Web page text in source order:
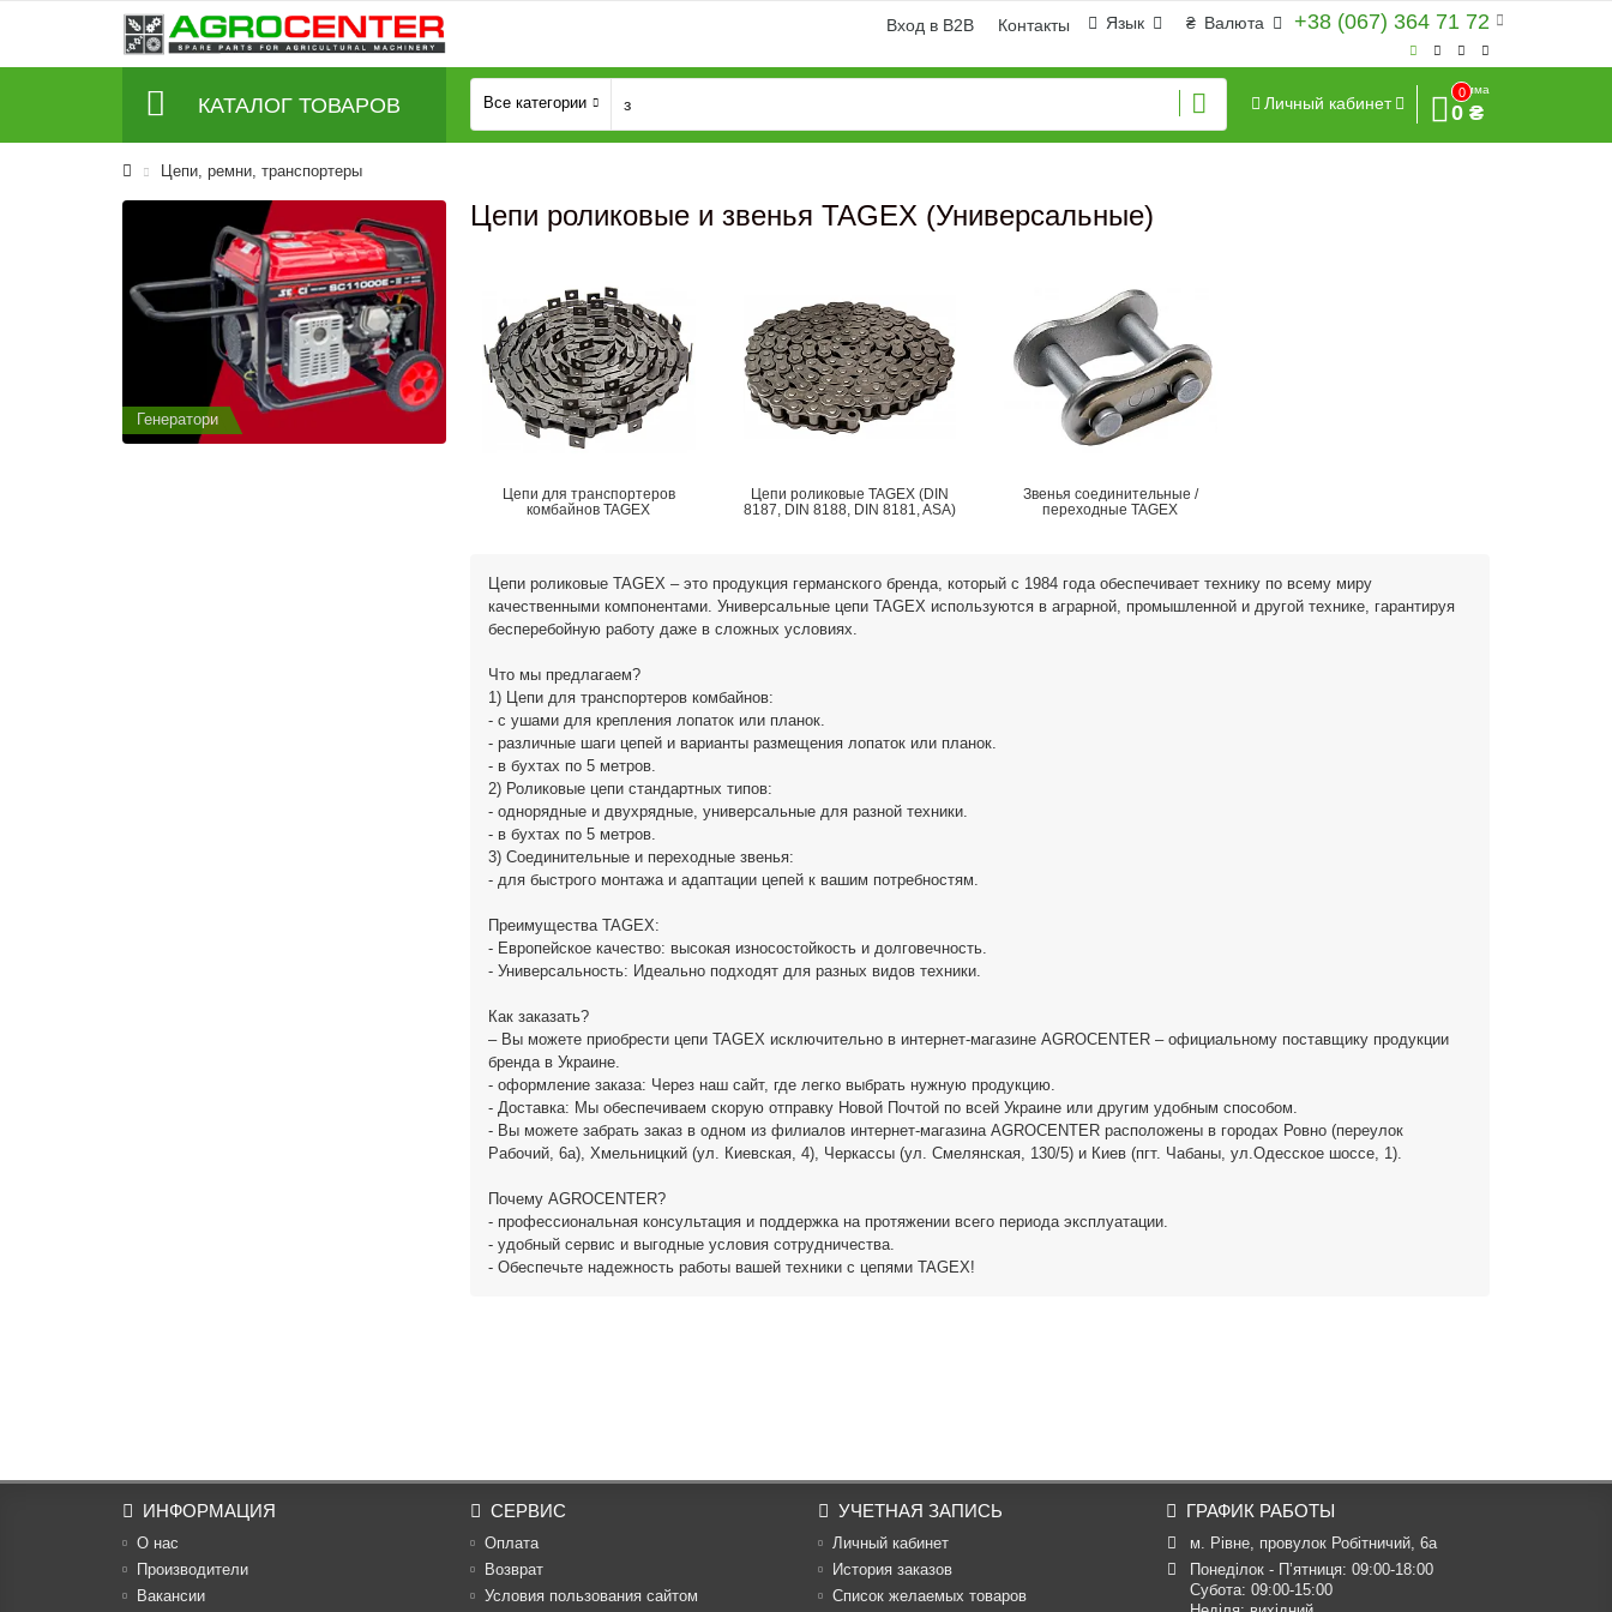
+38 (067) 364 71 72
₴ Валюта
Язык
Вход в B2B Контакты
КАТАЛОГ ТОВАРОВ Все категории Личный кабинет
0
Сумма
0 ₴
Цепи, ремни, транспортеры
Генератори Генератори Генератори
Цепи роликовые и звенья TAGEX (Универсальные)
Цепи для транспортеров
комбайнов TAGEX
Цепи роликовые TAGEX (DIN
8187, DIN 8188, DIN 8181, ASA)
Звенья соединительные /
переходные TAGEX
Цепи роликовые TAGEX – это продукция германского бренда, который с 1984 года обеспечивает технику по всему миру
качественными компонентами. Универсальные цепи TAGEX используются в аграрной, промышленной и другой технике, гарантируя
бесперебойную работу даже в сложных условиях.
Что мы предлагаем?
1) Цепи для транспортеров комбайнов:
- с ушами для крепления лопаток или планок.
- различные шаги цепей и варианты размещения лопаток или планок.
- в бухтах по 5 метров.
2) Роликовые цепи стандартных типов:
- однорядные и двухрядные, универсальные для разной техники.
- в бухтах по 5 метров.
3) Соединительные и переходные звенья:
- для быстрого монтажа и адаптации цепей к вашим потребностям.
Преимущества TAGEX:
- Европейское качество: высокая износостойкость и долговечность.
- Универсальность: Идеально подходят для разных видов техники.
Как заказать?
– Вы можете приобрести цепи TAGEX исключительно в интернет-магазине AGROCENTER – официальному поставщику продукции
бренда в Украине.
- оформление заказа: Через наш сайт, где легко выбрать нужную продукцию.
- Доставка: Мы обеспечиваем скорую отправку Новой Почтой по всей Украине или другим удобным способом.
- Вы можете забрать заказ в одном из филиалов интернет-магазина AGROCENTER расположены в городах Ровно (переулок
Рабочий, 6а), Хмельницкий (ул. Киевская, 4), Черкассы (ул. Смелянская, 130/5) и Киев (пгт. Чабаны, ул.Одесское шоссе, 1).
Почему AGROCENTER?
- профессиональная консультация и поддержка на протяжении всего периода эксплуатации.
- удобный сервис и выгодные условия сотрудничества.
- Обеспечьте надежность работы вашей техники с цепями TAGEX!
ИНФОРМАЦИЯ
О нас
Производители
Вакансии
СЕРВИС
Оплата
Возврат
Условия пользования сайтом
УЧЕТНАЯ ЗАПИСЬ
Личный кабинет
История заказов
Список желаемых товаров
ГРАФИК РАБОТЫ
м. Рівне, провулок Робітничий, 6а
Понеділок - П’ятниця: 09:00-18:00
Субота: 09:00-15:00